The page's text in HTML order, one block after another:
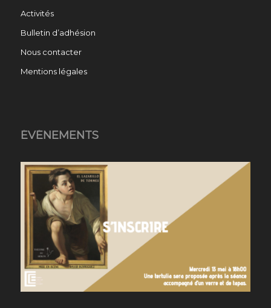
Activités
Bulletin d’adhésion
Nous contacter
Mentions légales
ÉVÉNEMENTS